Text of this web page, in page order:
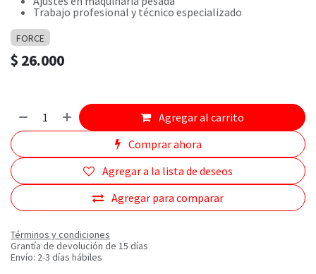
Trabajo profesional y técnico especializado
FORCE
$ 26.000
Agregar al carrito
Comprar ahora
Agregar para comparar
Agregar a la lista de deseos
Términos y condiciones
Grantía de devolución de 15 días
Envío: 2-3 días hábiles